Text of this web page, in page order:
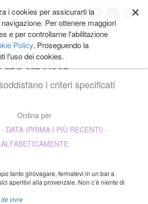
My ×
i cookies per assicurarti la
Per ottenere maggiori
e per controllarne l'abilitazione
Policy. Proseguendo la
l'uso dei cookies.
i criteri specificati
Ordina per
· DATA (PRIMA I PIÙ RECENTI) ·
ALFABETICAMENTE
tanto girovagare, fermatevi in un bar a
aperitivi alla provenzale. Non c’è niente di
de vivre